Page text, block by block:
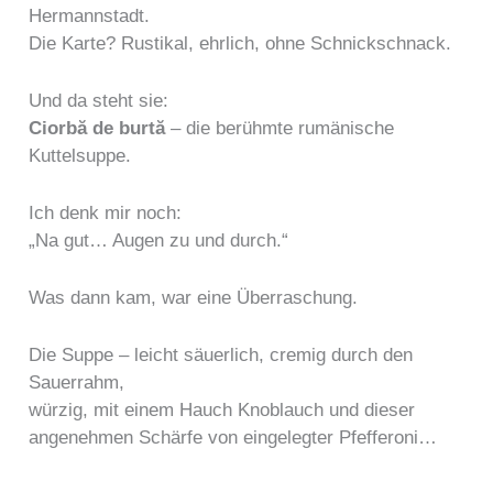
Hermannstadt.
Die Karte? Rustikal, ehrlich, ohne Schnickschnack.
Und da steht sie:
Ciorbă de burtă– die berühmte rumänische
Kuttelsuppe.
Ich denk mir noch:
„Na gut… Augen zu und durch.“
Was dann kam, war eine Überraschung.
Die Suppe – leicht säuerlich, cremig durch den
Sauerrahm,
würzig, mit einem Hauch Knoblauch und dieser
angenehmen Schärfe von eingelegter Pfefferoni…